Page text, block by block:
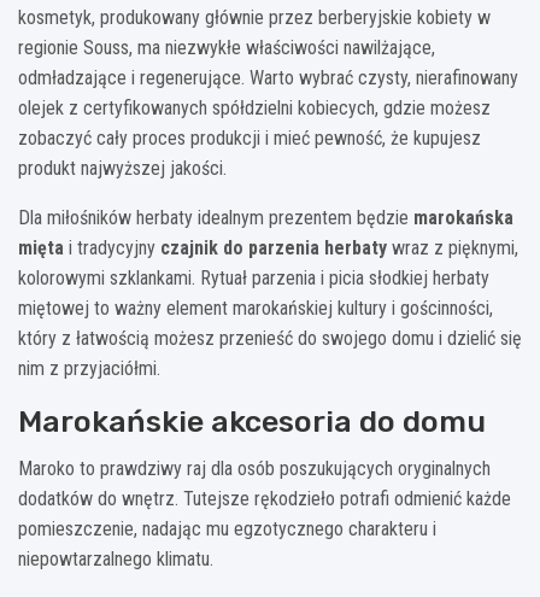
kosmetyk, produkowany głównie przez berberyjskie kobiety w
regionie Souss, ma niezwykłe właściwości nawilżające,
odmładzające i regenerujące. Warto wybrać czysty, nierafinowany
olejek z certyfikowanych spółdzielni kobiecych, gdzie możesz
zobaczyć cały proces produkcji i mieć pewność, że kupujesz
produkt najwyższej jakości.
Dla miłośników herbaty idealnym prezentem będzie marokańska
mięta i tradycyjny czajnik do parzenia herbaty wraz z pięknymi,
kolorowymi szklankami. Rytuał parzenia i picia słodkiej herbaty
miętowej to ważny element marokańskiej kultury i gościnności,
który z łatwością możesz przenieść do swojego domu i dzielić się
nim z przyjaciółmi.
Marokańskie akcesoria do domu
Maroko to prawdziwy raj dla osób poszukujących oryginalnych
dodatków do wnętrz. Tutejsze rękodzieło potrafi odmienić każde
pomieszczenie, nadając mu egzotycznego charakteru i
niepowtarzalnego klimatu.